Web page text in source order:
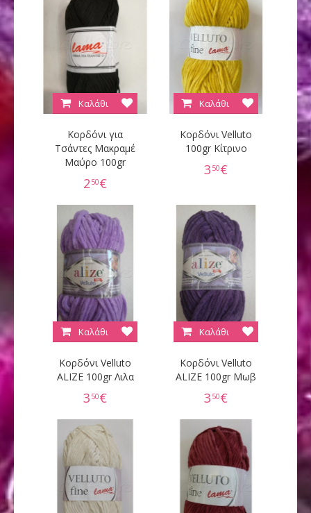
Κορδόνι για
Τσάντες Μακραμέ
Μαύρο 100gr
2 50€
Καλάθι
Κορδόνι Velluto
100gr Κίτρινο
3 50€
Καλάθι
Κορδόνι Velluto
ALIZE 100gr Λιλα
3 50€
Καλάθι
Κορδόνι Velluto
ALIZE 100gr Μωβ
3 50€
Καλάθι